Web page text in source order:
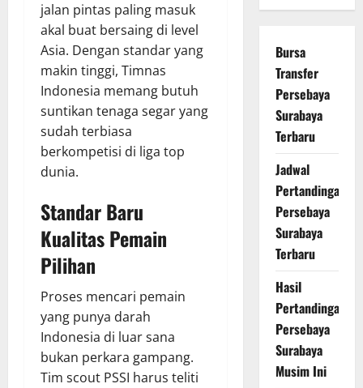
jalan pintas paling masuk
akal buat bersaing di level
Asia. Dengan standar yang
makin tinggi, Timnas
Indonesia memang butuh
suntikan tenaga segar yang
sudah terbiasa
berkompetisi di liga top
dunia.
Standar Baru
Kualitas Pemain
Pilihan
Proses mencari pemain
yang punya darah
Indonesia di luar sana
bukan perkara gampang.
Tim scout PSSI harus teliti
Bursa
Transfer
Persebaya
Surabaya
Terbaru
Jadwal
Pertandingan
Persebaya
Surabaya
Terbaru
Hasil
Pertandingan
Persebaya
Surabaya
Musim Ini